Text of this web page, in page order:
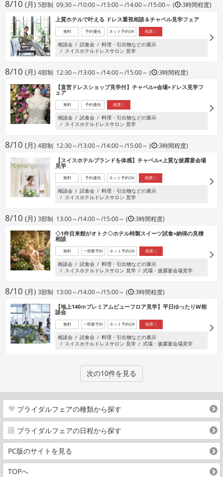
8/10 (月) 5部制 09:30～/10:00～/13:00～/14:00～/15:00～ ( :3時間程度)
上質ホテルで叶える ドレス重視相談＆チャペル見学フェア
無料 予約優先 ネット予約OK 残席△
相談会 試食会
料理・引出物などの展示
スイスホテルドレスサロン 見学
8/10 (月) 4部制 12:30～/13:00～/14:00～/15:00～ ( :3時間程度)
【直営ドレスショップ見学付】チャペル×会場×ドレス見学フ
ェア
無料 予約優先 残席△
相談会 試食会
料理・引出物などの展示
スイスホテルドレスサロン 見学
8/10 (月) 4部制 12:30～/13:00～/14:00～/15:00～ ( :3時間程度)
【スイスホテルブランドを体感】チャペル×上質な披露宴会場
見学
無料 予約優先 ネット予約OK 残席△
相談会 試食会
料理・引出物などの展示
スイスホテルドレスサロン 見学
8/10 (月) 3部制 13:00～/14:00～/15:00～ ( :3時間程度)
◇1件目来館がオトク◇ホテル特製スイーツ試食×納得の見積
相談
無料 一部要予約 ネット予約OK 残席△
相談会 試食会
料理・引出物などの展示
スイスホテルドレスサロン 見学
式場・披露宴会場見学
8/10 (月) 3部制 13:00～/14:00～/15:00～ ( :3時間程度)
【地上140ｍプレミアムビューフロア見学】平日ゆったりW相
談会
無料 一部要予約 ネット予約OK 残席△
相談会 試食会
料理・引出物などの展示
スイスホテルドレスサロン 見学
式場・披露宴会場見学
次の10件を見る
ブライダルフェアの種類から探す
ブライダルフェアの日程から探す
PC版のサイトを見る
TOPへ